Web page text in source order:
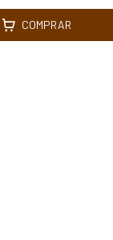
COMPRAR